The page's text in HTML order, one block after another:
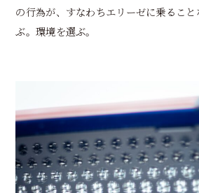
の行為が、すなわちエリーゼに乗るこ
ぶ。環境を選ぶ。